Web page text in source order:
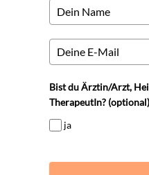
Bist du Ärztin/Arzt,
TherapeutIn? (optional)
ja